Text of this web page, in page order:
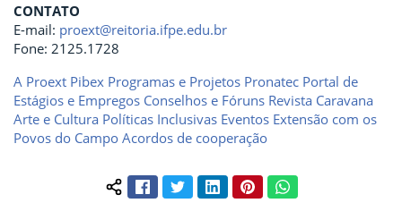
CONTATO
E-mail: proext@reitoria.ifpe.edu.br
Fone: 2125.1728
A Proext Pibex Programas e Projetos Pronatec Portal de
Estágios e Empregos Conselhos e Fóruns Revista Caravana
Arte e Cultura Políticas Inclusivas Eventos Extensão com os
Povos do Campo Acordos de cooperação
Compartilhar conteúdo:
FacebookTwitterLinkedInPinterestWhatsApp